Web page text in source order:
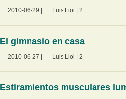
2010-06-29 Luis Lioi 2
El gimnasio en casa
2010-06-27 Luis Lioi 2
Estiramientos musculares